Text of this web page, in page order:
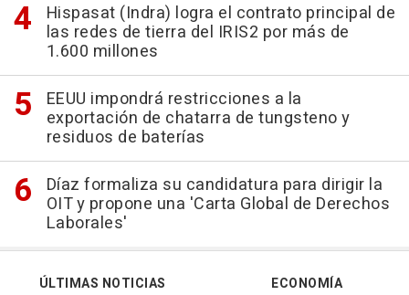
Hispasat (Indra) logra el contrato principal de
las redes de tierra del IRIS2 por más de
1.600 millones
EEUU impondrá restricciones a la
exportación de chatarra de tungsteno y
residuos de baterías
Díaz formaliza su candidatura para dirigir la
OIT y propone una 'Carta Global de Derechos
Laborales'
ÚLTIMAS NOTICIAS
ECONOMÍA